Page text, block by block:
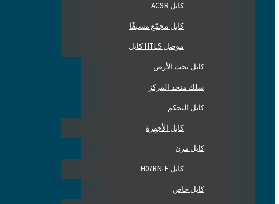
كابل ACSR
كابل مجمّع مسبقًا
موصل HTLS كابل
كابل تحت الأرض
سلك متحد المركز
كابل التحكم
كابل الأجهزة
كابل مرن
كابل H07RN-F
كابل خاص